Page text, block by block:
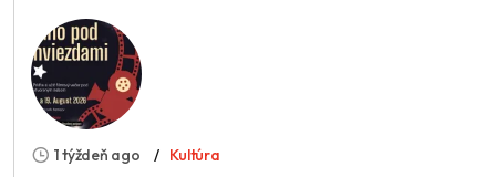
1 týždeň ago Kultúra